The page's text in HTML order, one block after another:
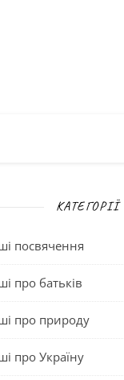
КАТЕГОРІЇ
посвячення
про батьків
про природу
про Україну